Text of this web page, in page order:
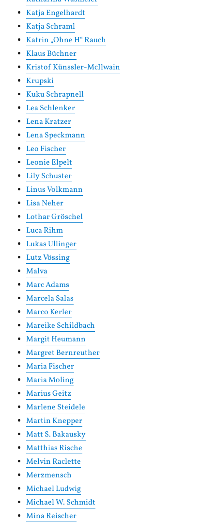
Katja Engelhardt
Katja Schraml
Katrin „Ohne H“ Rauch
Klaus Büchner
Kristof Künssler-McIlwain
Krupski
Kuku Schrapnell
Lea Schlenker
Lena Kratzer
Lena Speckmann
Leo Fischer
Leonie Elpelt
Lily Schuster
Linus Volkmann
Lisa Neher
Lothar Gröschel
Luca Rihm
Lukas Ullinger
Lutz Vössing
Malva
Marc Adams
Marcela Salas
Marco Kerler
Mareike Schildbach
Margit Heumann
Margret Bernreuther
Maria Fischer
Maria Moling
Marius Geitz
Marlene Steidele
Martin Knepper
Matt S. Bakausky
Matthias Rische
Melvin Raclette
Merzmensch
Michael Ludwig
Michael W. Schmidt
Mina Reischer